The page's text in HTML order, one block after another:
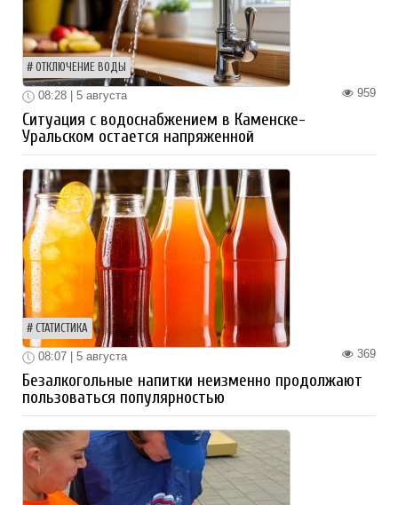
ОТКЛЮЧЕНИЕ ВОДЫ
959
08:28 | 5 августа
Ситуация с водоснабжением в Каменске-
Уральском остается напряженной
СТАТИСТИКА
369
08:07 | 5 августа
Безалкогольные напитки неизменно продолжают
пользоваться популярностью